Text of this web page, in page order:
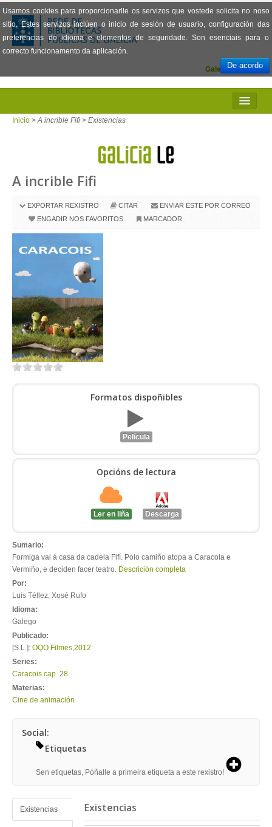
Usamos cookies para proporcionarlle os servizos que vostede solicita no noso
sitio. Estes servizos inclúen o inicio de sesión de usuario, configuración das
preferencias do idioma e elementos de seguridade. Son esenciais para o
correcto funcionamento da aplicación.
De acordo
Español
Galego
INICIO
VISIONADO DE PELÍCULAS
ENTRAR
Inicio > A incrible Fifi > Existencias
A incrible Fifi
CITAR ENVIAR ESTE POR CORREO
EXPORTAR REXISTRO
ENGADIR NOS FAVORITOS
MARCADOR
Formatos dispoñibles
Película
Opcións de lectura
Ler en liña Descarga
Sumario:
Formiga vai á casa da cadela Fifí. Polo camiño atopa a Caracola e
Vermiño, e deciden facer teatro. Descrición completa
Por:
Luis Téllez; Xosé Rufo
Idioma:
Galego
Publicado:
[S.L.]: OQO Filmes,2012
Series:
Caracois cap. 28
Materias:
Cine de animación
Social:
Etiquetas
Sen etiquetas, Póñalle a primeira etiqueta a este rexistro!
Existencias Existencias